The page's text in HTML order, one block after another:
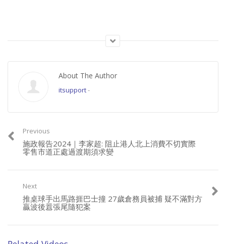
請加入成為會員, 支持良心正派傳媒。
https://www.youtube.com/channel/UCYWSlgQB1BpfQTkNm_P5qIw/join
About The Author
itsupport-
Previous
施政報告2024｜李家超: 阻止港人北上消費不切實際
零售市道正處過渡期須求變
Next
推桌球手出馬路捱巴士撞 27歲倉務員被捕 疑不滿對方
贏波後囂張尾隨犯案